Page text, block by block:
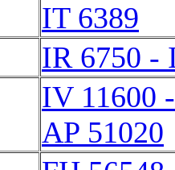
IT 6389
IR 6750 -
IV 11600
AP 51020